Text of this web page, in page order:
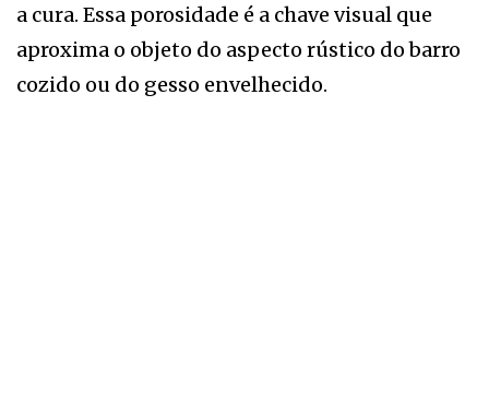
a cura. Essa porosidade é a chave visual que
aproxima o objeto do aspecto rústico do barro
cozido ou do gesso envelhecido.